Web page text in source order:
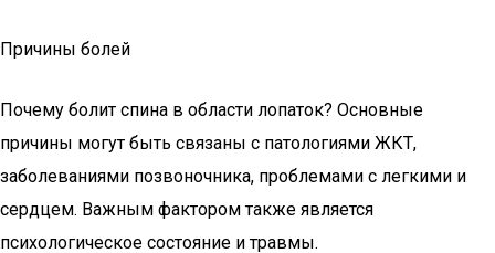
Причины болей
Почему болит спина в области лопаток? Основные
причины могут быть связаны с патологиями ЖКТ,
заболеваниями позвоночника, проблемами с легкими и
сердцем. Важным фактором также является
психологическое состояние и травмы.